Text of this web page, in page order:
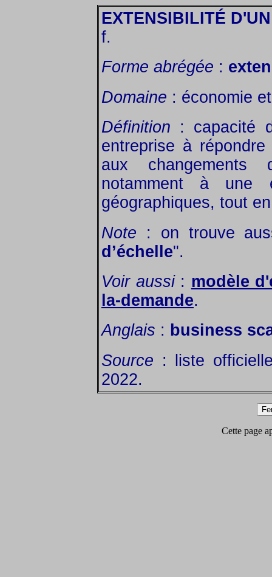
EXTENSIBILITÉ
f.
Forme abrégée :
Domaine : économie
Définition : capacité
entreprise à
aux changements
notamment à une
géographiques, tout
Note : on trouve
d’échelle".
Voir aussi: modèle
la-demande.
Anglais : business
Source : liste
2022.
Cette page